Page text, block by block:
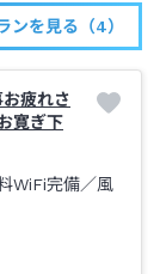
ンを見る（4）
お疲れさ
寛ぎ下
WiFi完備／風